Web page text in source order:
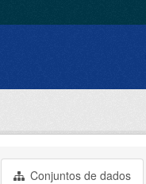
Conjuntos de dados